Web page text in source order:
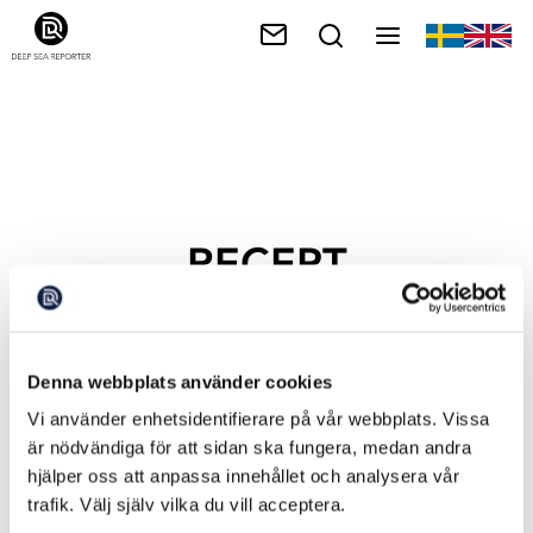
Denna webbplats använder cookies
Vi använder enhetsidentifierare på vår webbplats. Vissa
är nödvändiga för att sidan ska fungera, medan andra
hjälper oss att anpassa innehållet och analysera vår
trafik. Välj själv vilka du vill acceptera.
RECEPT